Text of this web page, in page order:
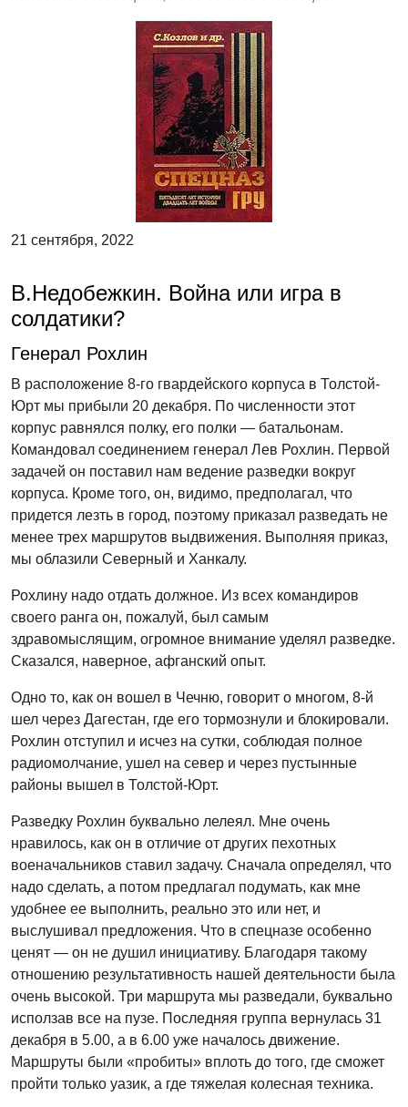
21 сентября, 2022
В.Недобежкин. Война или игра в
солдатики?
Генерал Рохлин
В расположение 8-го гвардейского корпуса в Толстой-
Юрт мы прибыли 20 декабря. По численности этот
корпус равнялся полку, его полки — батальонам.
Командовал соединением генерал Лев Рохлин. Первой
задачей он поставил нам ведение разведки вокруг
корпуса. Кроме того, он, видимо, предполагал, что
придется лезть в город, поэтому приказал разведать не
менее трех маршрутов выдвижения. Выполняя приказ,
мы облазили Северный и Ханкалу.
Рохлину надо отдать должное. Из всех командиров
своего ранга он, пожалуй, был самым
здравомыслящим, огромное внимание уделял разведке.
Сказался, наверное, афганский опыт.
Одно то, как он вошел в Чечню, говорит о многом, 8-й
шел через Дагестан, где его тормознули и блокировали.
Рохлин отступил и исчез на сутки, соблюдая полное
радиомолчание, ушел на север и через пустынные
районы вышел в Толстой-Юрт.
Разведку Рохлин буквально лелеял. Мне очень
нравилось, как он в отличие от других пехотных
военачальников ставил задачу. Сначала определял, что
надо сделать, а потом предлагал подумать, как мне
удобнее ее выполнить, реально это или нет, и
выслушивал предложения. Что в спецназе особенно
ценят — он не душил инициативу. Благодаря такому
отношению результативность нашей деятельности была
очень высокой. Три маршрута мы разведали, буквально
исползав все на пузе. Последняя группа вернулась 31
декабря в 5.00, а в 6.00 уже началось движение.
Маршруты были «пробиты» вплоть до того, где сможет
пройти только уазик, а где тяжелая колесная техника.